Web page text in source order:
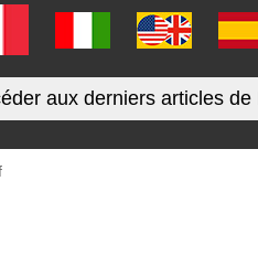
aux derniers articles de